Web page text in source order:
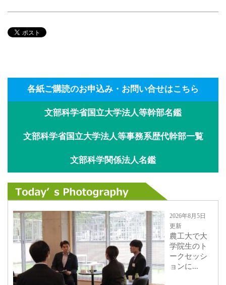
各紙ご購読のお申込み・お問い合せはこちら
文部科学省国立大学法人等幹部名鑑
文部科学省国立大学法人等事務系歴代幹部一覧
文部科学関係法人名鑑
2026年8月5日
更新
農工大で大
学院生のト
ークセッシ
ョンに...